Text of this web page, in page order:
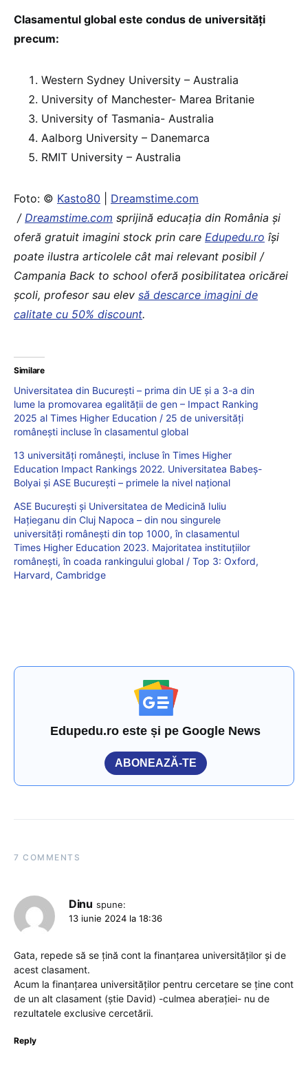
Clasamentul global este condus de universități
precum:
Western Sydney University – Australia
University of Manchester- Marea Britanie
University of Tasmania- Australia
Aalborg University – Danemarca
RMIT University – Australia
Foto: © Kasto80
Dreamstime.com
/ Dreamstime.com sprijină educaţia din România şi
oferă gratuit imagini stock prin care Edupedu.ro îşi
poate ilustra articolele cât mai relevant posibil /
Campania Back to school oferă posibilitatea oricărei
școli, profesor sau elev să descarce imagini de
calitate cu 50% discount.
Similare
Universitatea din București – prima din UE și a 3-a din
lume la promovarea egalității de gen – Impact Ranking
2025 al Times Higher Education / 25 de universități
românești incluse în clasamentul global
13 universități românești, incluse în Times Higher
Education Impact Rankings 2022. Universitatea Babeș-
Bolyai și ASE București – primele la nivel național
ASE București și Universitatea de Medicină Iuliu
Hațieganu din Cluj Napoca – din nou singurele
universități românești din top 1000, în clasamentul
Times Higher Education 2023. Majoritatea instituțiilor
românești, în coada rankingului global / Top 3: Oxford,
Harvard, Cambridge
Edupedu.ro este și pe Google News
ABONEAZĂ-TE
7 COMMENTS
Dinu spune:
13 iunie 2024 la 18:36
Gata, repede să se țină cont la finanțarea universităților și de
acest clasament.
Acum la finanțarea universităților pentru cercetare se ține cont
de un alt clasament (știe David) -culmea aberației- nu de
rezultatele exclusive cercetării.
Reply